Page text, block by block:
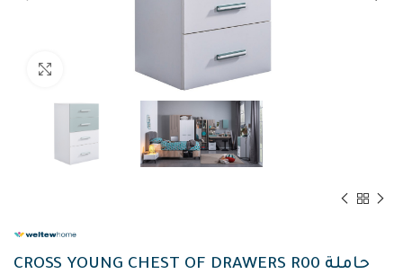
Click to enlarge
CROSS YOUNG CHEST OF DRAWERS R00 حاملة